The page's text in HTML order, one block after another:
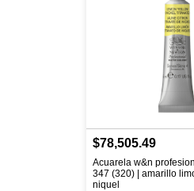
$78,505.49
Acuarela w&n
347 (320) | amarillo
niquel